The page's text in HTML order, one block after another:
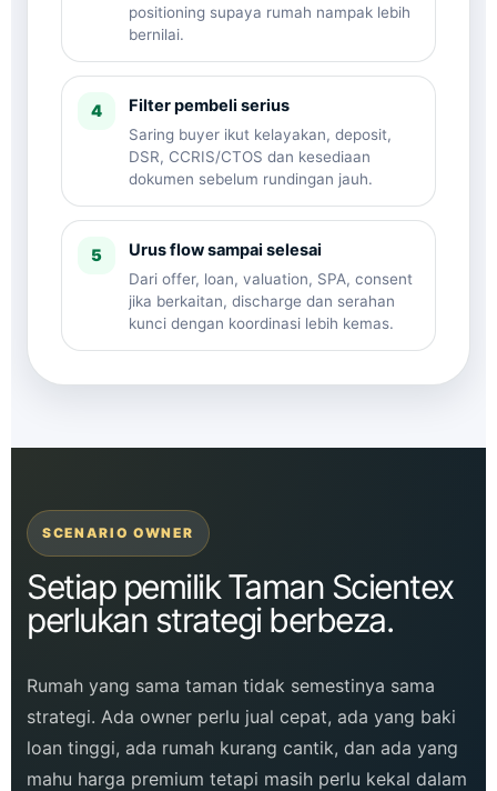
positioning supaya rumah nampak lebih
bernilai.
4 Filter pembeli serius
Saring buyer ikut kelayakan, deposit,
DSR, CCRIS/CTOS dan kesediaan
dokumen sebelum rundingan jauh.
5 Urus flow sampai selesai
Dari offer, loan, valuation, SPA, consent
jika berkaitan, discharge dan serahan
kunci dengan koordinasi lebih kemas.
SCENARIO OWNER
Setiap pemilik Taman Scientex
perlukan strategi berbeza.
Rumah yang sama taman tidak semestinya sama
strategi. Ada owner perlu jual cepat, ada yang baki
loan tinggi, ada rumah kurang cantik, dan ada yang
mahu harga premium tetapi masih perlu kekal dalam